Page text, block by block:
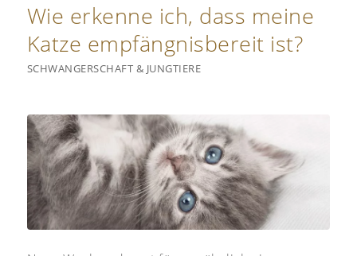
Wie erkenne ich, dass meine
Katze empfängnisbereit ist?
SCHWANGERSCHAFT & JUNGTIERE